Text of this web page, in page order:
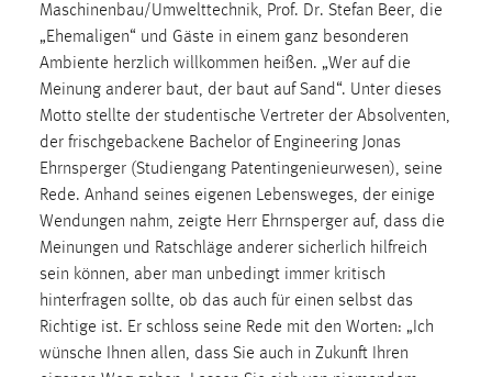
Maschinenbau/Umwelttechnik, Prof. Dr. Stefan Beer, die
„Ehemaligen“ und Gäste in einem ganz besonderen
Ambiente herzlich willkommen heißen. „Wer auf die
Meinung anderer baut, der baut auf Sand“. Unter dieses
Motto stellte der studentische Vertreter der Absolventen,
der frischgebackene Bachelor of Engineering Jonas
Ehrnsperger (Studiengang Patentingenieurwesen), seine
Rede. Anhand seines eigenen Lebensweges, der einige
Wendungen nahm, zeigte Herr Ehrnsperger auf, dass die
Meinungen und Ratschläge anderer sicherlich hilfreich
sein können, aber man unbedingt immer kritisch
hinterfragen sollte, ob das auch für einen selbst das
Richtige ist. Er schloss seine Rede mit den Worten: „Ich
wünsche Ihnen allen, dass Sie auch in Zukunft Ihren
5e9dbeb1811c0446 = Sitzungslaufzeit, mibew_locale = 3
Jahre, MIBEW_UserID = 1 Jahr
Login
Name:
fe_user, be_user, be_lastLoginProvider
Dieser Cookie ist notwendig um sich an der Website
einloggen zu können.
Cookie Laufzeit:
24 Stunden